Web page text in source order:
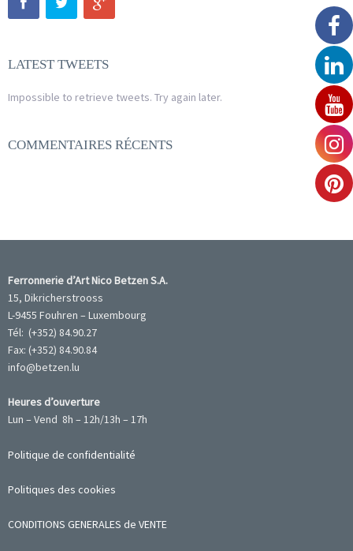
LATEST TWEETS
Impossible to retrieve tweets. Try again later.
COMMENTAIRES RÉCENTS
Ferronnerie d’Art Nico Betzen S.A.
15, Dikricherstrooss
L-9455 Fouhren – Luxembourg
Tél: (+352) 84.90.27
Fax: (+352) 84.90.84
info@betzen.lu
Heures d’ouverture
Lun – Vend 8h – 12h/13h – 17h
Politique de confidentialité
Politiques des cookies
CONDITIONS GENERALES de VENTE